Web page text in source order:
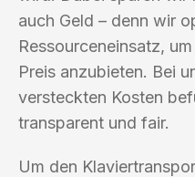
auch Geld – denn wir
Ressourceneinsatz,
Preis anzubieten. Bei
versteckten Kosten
transparent und fair.
Um den